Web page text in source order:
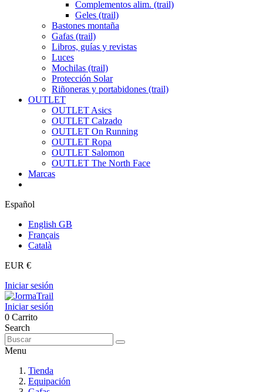
Complementos alim. (trail)
Geles (trail)
Bastones montaña
Gafas (trail)
Libros, guías y revistas
Luces
Mochilas (trail)
Protección Solar
Riñoneras y portabidones (trail)
OUTLET
OUTLET Asics
OUTLET Calzado
OUTLET On Running
OUTLET Ropa
OUTLET Salomon
OUTLET The North Face
Marcas
Español
English GB
Français
Català
EUR €
Iniciar sesión
Iniciar sesión
0 Carrito
Search
Menu
Tienda
Equipación